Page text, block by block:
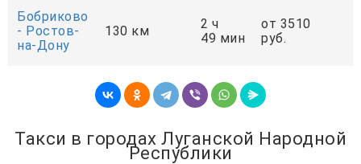
Бобриково
- Ростов-
на-Дону
130 км
2 ч
49 мин
от 3510
руб.
Такси в городах Луганской Народной
Республики